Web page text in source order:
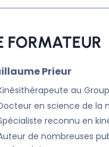
FORMATEUR
Prieur
au
en science de la
reconnu en
de nombreuses